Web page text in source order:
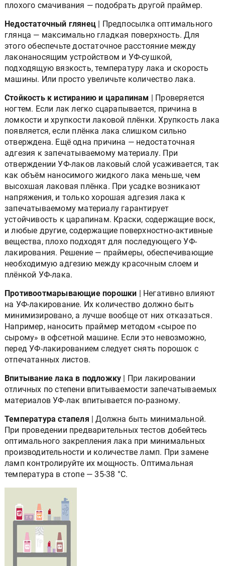
плохого смачивания — подобрать другой праймер.
Недостаточный глянец | Предпосылка оптимального
глянца — максимально гладкая поверхность. Для
этого обеспечьте достаточное расстояние между
лаконаносящим устройством и УФ-сушкой,
подходящую вязкость, температуру лака и скорость
машины. Или просто увеличьте количество лака.
Стойкость к истиранию и царапинам | Проверяется
ногтем. Если лак легко сцарапывается, причина в
ломкости и хрупкости лаковой плёнки. Хрупкость лака
появляется, если плёнка лака слишком сильно
отверждена. Ещё одна причина — недостаточная
адгезия к запечатываемому материалу. При
отверждении УФ-лаков лаковый слой усаживается, так
как объём наносимого жидкого лака меньше, чем
высохшая лаковая плёнка. При усадке возникают
напряжения, и только хорошая адгезия лака к
запечатываемому материалу гарантирует
устойчивость к царапинам. Краски, содержащие воск,
и любые другие, содержащие поверхностно-активные
вещества, плохо подходят для последующего УФ-
лакирования. Решение — праймеры, обеспечивающие
необходимую адгезию между красочным слоем и
плёнкой УФ-лака.
Противоотмарывающие порошки | Негативно влияют
на УФ-лакирование. Их количество должно быть
минимизировано, а лучше вообще от них отказаться.
Например, наносить праймер методом «сырое по
сырому» в офсетной машине. Если это невозможно,
перед УФ-лакированием следует снять порошок с
отпечатанных листов.
Впитывание лака в подложку | При лакировании
отличных по степени впитываемости запечатываемых
материалов УФ-лак впитывается по-разному.
Температура стапеля | Должна быть минимальной.
При проведении предварительных тестов добейтесь
оптимального закрепления лака при минимальных
производительности и количестве ламп. При замене
ламп контролируйте их мощность. Оптимальная
температура в стопе — 35-38 °С.